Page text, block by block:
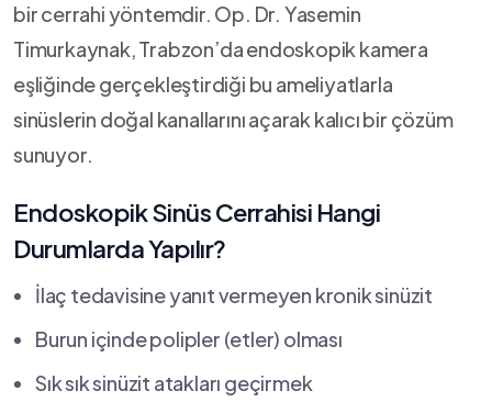
bir cerrahi yöntemdir. Op. Dr. Yasemin
Timurkaynak, Trabzon’da endoskopik kamera
eşliğinde gerçekleştirdiği bu ameliyatlarla
sinüslerin doğal kanallarını açarak kalıcı bir çözüm
sunuyor.
Endoskopik Sinüs Cerrahisi Hangi
Durumlarda Yapılır?
İlaç tedavisine yanıt vermeyen kronik sinüzit
Burun içinde polipler (etler) olması
Sık sık sinüzit atakları geçirmek